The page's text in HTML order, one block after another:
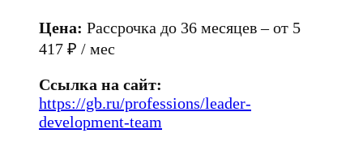
Цена: Рассрочка до 36 месяцев – от 5
417 ₽ / мес
Ссылка на сайт:
https://gb.ru/professions/leader-
development-team